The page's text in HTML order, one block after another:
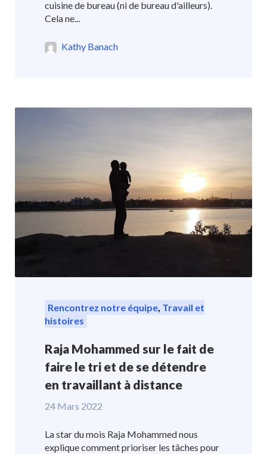
cuisine de bureau (ni de bureau d'ailleurs).
Cela ne...
Kathy Banach
Rencontrez notre équipe, Travail et
histoires
Raja Mohammed sur le fait de
faire le tri et de se détendre
en travaillant à distance
24 Mars 2022
La star du mois Raja Mohammed nous
explique comment prioriser les tâches pour